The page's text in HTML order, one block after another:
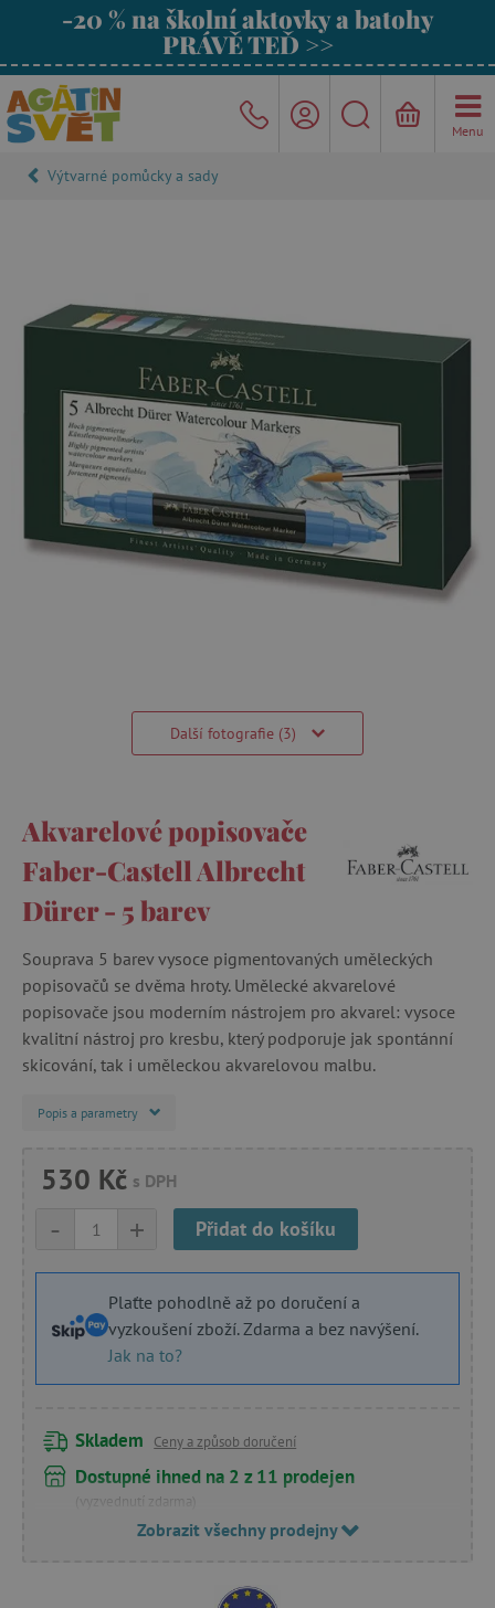
-20 % na školní aktovky a batohy
PRÁVĚ TEĎ >>
Menu
Výtvarné pomůcky a sady
Další fotografie (3)
Akvarelové popisovače
Faber-Castell Albrecht
Dürer - 5 barev
Souprava 5 barev vysoce pigmentovaných uměleckých
popisovačů se dvěma hroty. Umělecké akvarelové
popisovače jsou moderním nástrojem pro akvarel: vysoce
kvalitní nástroj pro kresbu, který podporuje jak spontánní
skicování, tak i uměleckou akvarelovou malbu.
Popis a parametry
530 Kč s DPH
+
- Přidat do košíku
Plaťte pohodlně až po doručení a
vyzkoušení zboží. Zdarma a bez navýšení.
Jak na to?
Skladem Ceny a způsob doručení
Dostupné ihned na 2 z 11 prodejen
(vyzvednutí zdarma)
Zobrazit všechny prodejny